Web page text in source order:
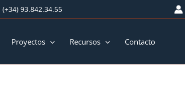
(+34) 93.842.34.55
Proyectos Recursos Contacto